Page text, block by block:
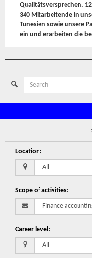
Qualitätsversprechen.
340 Mitarbeitende in
Tunesien sowie unsere
ein und erarbeiten die
Location:
Scope of activities:
Career level: